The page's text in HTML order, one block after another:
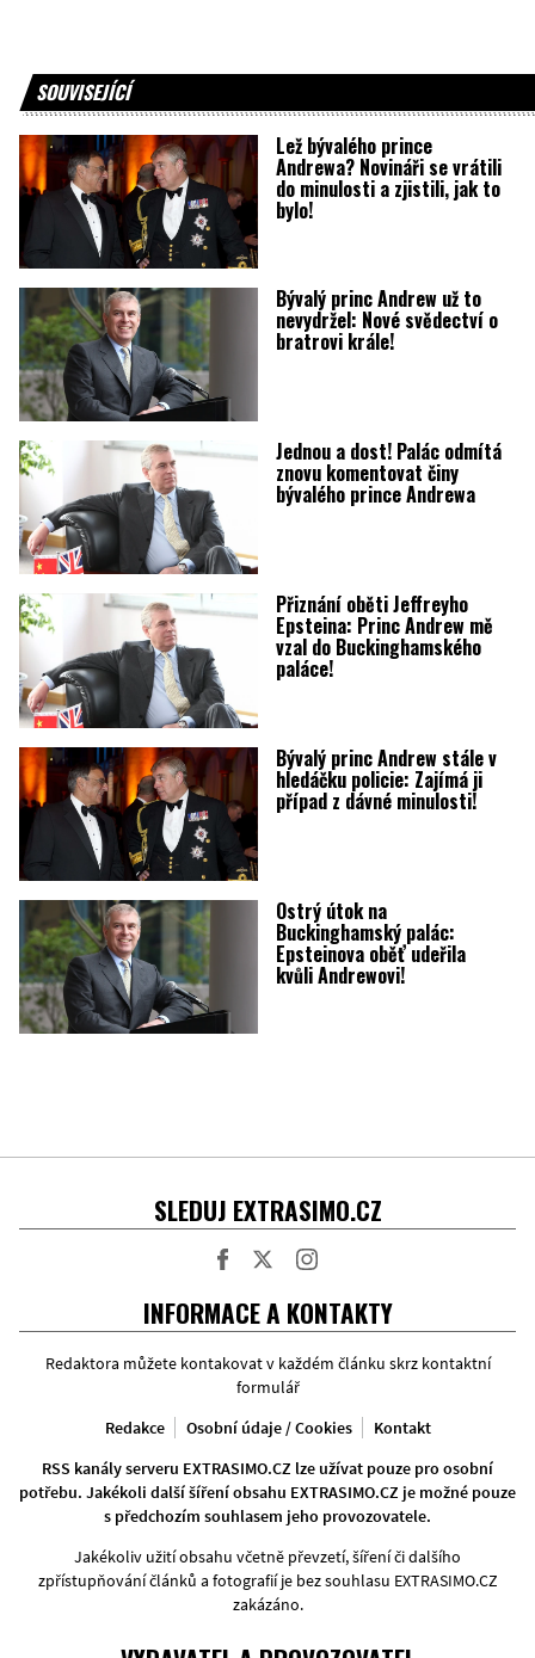
SOUVISEJÍCÍ
Lež bývalého prince
Andrewa? Novináři se vrátili
do minulosti a zjistili, jak to
bylo!
Bývalý princ Andrew už to
nevydržel: Nové svědectví o
bratrovi krále!
Jednou a dost! Palác odmítá
znovu komentovat činy
bývalého prince Andrewa
Přiznání oběti Jeffreyho
Epsteina: Princ Andrew mě
vzal do Buckinghamského
paláce!
Bývalý princ Andrew stále v
hledáčku policie: Zajímá ji
případ z dávné minulosti!
Ostrý útok na
Buckinghamský palác:
Epsteinova oběť udeřila
kvůli Andrewovi!
SLEDUJ EXTRASIMO.CZ
INFORMACE A KONTAKTY
Redaktora můžete kontakovat v každém článku skrz kontaktní
formulář
Redakce
Osobní údaje / Cookies
Kontakt
RSS kanály serveru EXTRASIMO.CZ lze užívat pouze pro osobní
potřebu. Jakékoli další šíření obsahu EXTRASIMO.CZ je možné pouze
s předchozím souhlasem jeho provozovatele.
Jakékoliv užití obsahu včetně převzetí, šíření či dalšího
zpřístupňování článků a fotografií je bez souhlasu EXTRASIMO.CZ
zakázáno.